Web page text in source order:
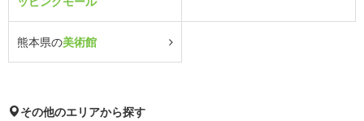
熊本県の美術館
その他のエリアから探す